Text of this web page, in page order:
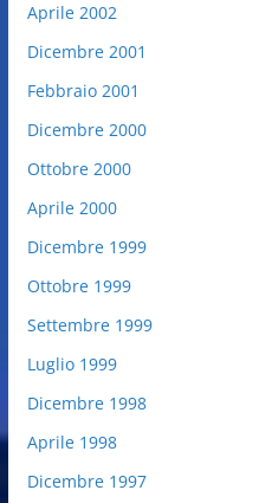
Aprile 2002
Dicembre 2001
Febbraio 2001
Dicembre 2000
Ottobre 2000
Aprile 2000
Dicembre 1999
Ottobre 1999
Settembre 1999
Luglio 1999
Dicembre 1998
Aprile 1998
Dicembre 1997